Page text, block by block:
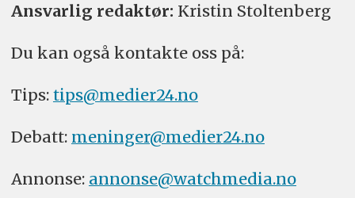
Ansvarlig redaktør: Kristin Stoltenberg
Du kan også kontakte oss på:
Tips: tips@medier24.no
Debatt: meninger@medier24.no
Annonse: annonse@watchmedia.no